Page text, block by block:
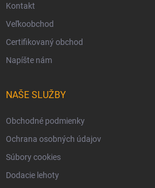
Kontakt
Veľkoobchod
Certifikovaný obchod
Napíšte nám
NAŠE SLUŽBY
Obchodné podmienky
Ochrana osobných údajov
Súbory cookies
Dodacie lehoty